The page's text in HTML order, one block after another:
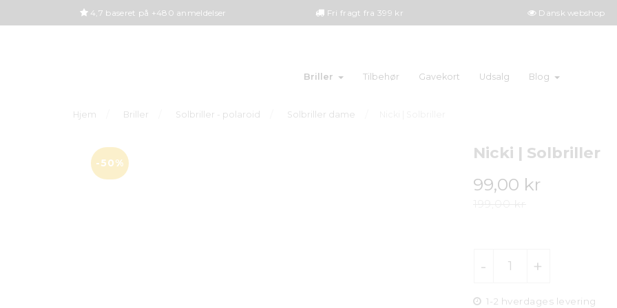
4,7 baseret på +480 anmeldelser Fri fragt fra 399 kr Dansk webshop
Briller Tilbehør Gavekort Udsalg Blog
Hjem Briller Solbriller - polaroid Solbriller dame
-50%
Nicki | Solbriller
99,00 kr
1-2 hverdages levering